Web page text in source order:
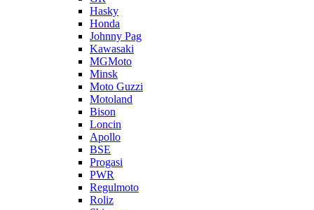
Hasky
Honda
Johnny Pag
Kawasaki
MGMoto
Minsk
Moto Guzzi
Motoland
Bison
Loncin
Apollo
BSE
Progasi
PWR
Regulmoto
Roliz